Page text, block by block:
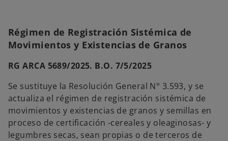
Régimen de Registración Sistémica de
Movimientos y Existencias de Granos
RG ARCA 5689/2025. B.O. 7/5/2025
Se sustituye la Resolución General N° 3.593, y se
actualiza el régimen de registración sistémica de
movimientos y existencias de granos y semillas en
proceso de certificación -cereales y oleaginosas- y
legumbres secas, sean propias o de terceros de